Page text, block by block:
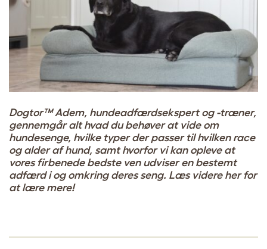
Dogtor™ Adem, hundeadfærdsekspert og -træner,
gennemgår alt hvad du behøver at vide om
hundesenge, hvilke typer der passer til hvilken race
og alder af hund, samt hvorfor vi kan opleve at
vores firbenede bedste ven udviser en bestemt
adfærd i og omkring deres seng. Læs videre her for
at lære mere!